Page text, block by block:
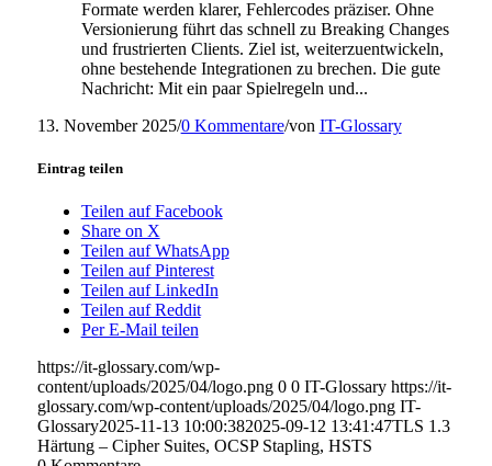
Formate werden klarer, Fehlercodes präziser. Ohne
Versionierung führt das schnell zu Breaking Changes
und frustrierten Clients. Ziel ist, weiterzuentwickeln,
ohne bestehende Integrationen zu brechen. Die gute
Nachricht: Mit ein paar Spielregeln und...
13. November 2025/0 Kommentare/von IT-Glossary
Eintrag teilen
Teilen auf Facebook
Share on X
Teilen auf WhatsApp
Teilen auf Pinterest
Teilen auf LinkedIn
Teilen auf Reddit
Per E-Mail teilen
https://it-glossary.com/wp-
content/uploads/2025/04/logo.png 0 0 IT-Glossary https://it-
glossary.com/wp-content/uploads/2025/04/logo.png IT-
Glossary2025-11-13 10:00:382025-09-12 13:41:47TLS 1.3
Härtung – Cipher Suites, OCSP Stapling, HSTS